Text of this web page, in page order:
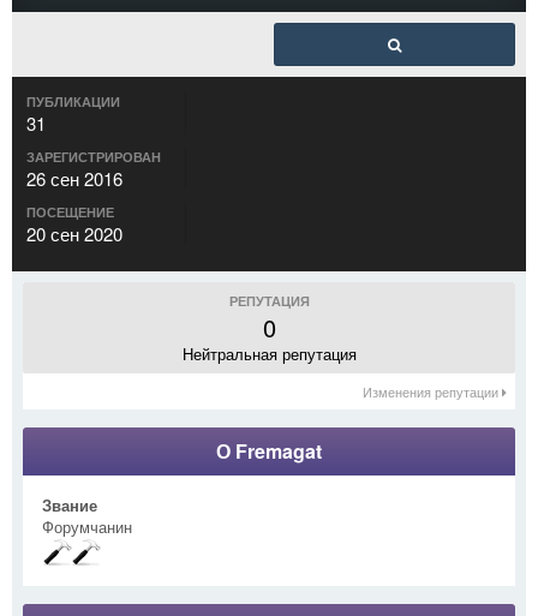
ПУБЛИКАЦИИ
31
ЗАРЕГИСТРИРОВАН
26 сен 2016
ПОСЕЩЕНИЕ
20 сен 2020
РЕПУТАЦИЯ
0
Нейтральная репутация
Изменения репутации
О Fremagat
Звание
Форумчанин